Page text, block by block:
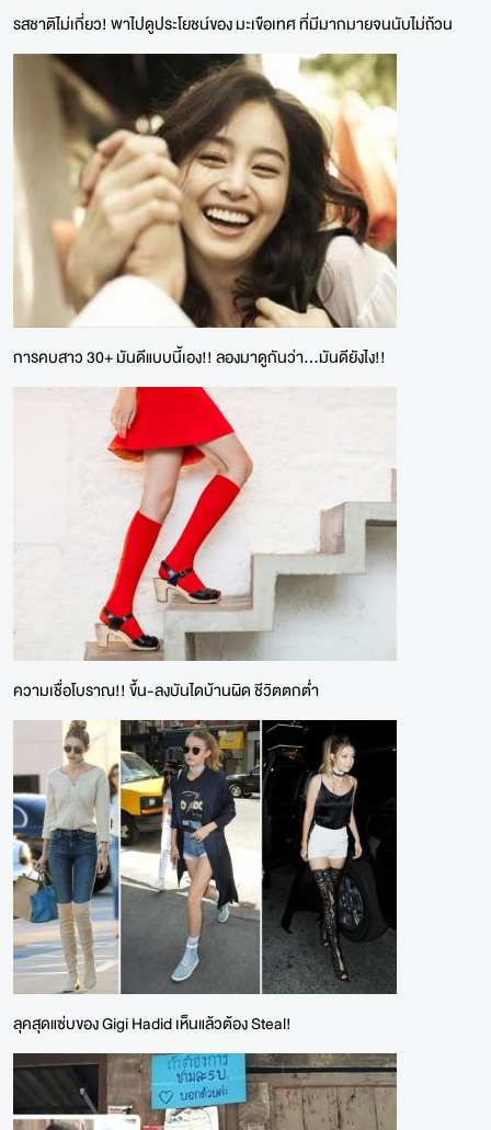
รสชาติไม่เกี่ยว! พาไปดูประโยชน์ของ มะเขือเทศ ที่มีมากมายจนนับไม่ถ้วน
การคบสาว 30+ มันดีแบบนี้เอง!! ลองมาดูกันว่า...มันดียังไง!!
ความเชื่อโบราณ!! ขึ้น-ลงบันไดบ้านผิด ชีวิตตกต่ำ
ลุคสุดแซ่บของ Gigi Hadid เห็นแล้วต้อง Steal!